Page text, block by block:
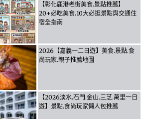
【彰化鹿港老街美食.景點推薦】
20+必吃美食.10大必逛景點與交通住
宿全指南
2026【嘉義一二日遊】美食.景點.食
尚玩家.親子推薦地圖
【2026淡水.石門.金山.三芝.萬里一日
遊】景點.食尚玩家懶人包推薦